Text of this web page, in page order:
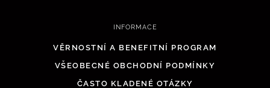
INFORMACE
VĚRNOSTNÍ A BENEFITNÍ PROGRAM
VŠEOBECNÉ OBCHODNÍ PODMÍNKY
ČASTO KLADENÉ OTÁZKY